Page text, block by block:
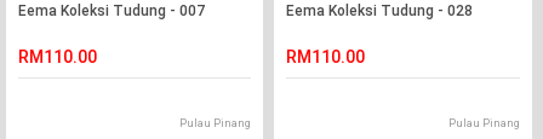
Eema Koleksi Tudung - 007
RM110.00
Pulau Pinang
Eema Koleksi Tudung - 028
RM110.00
Pulau Pinang